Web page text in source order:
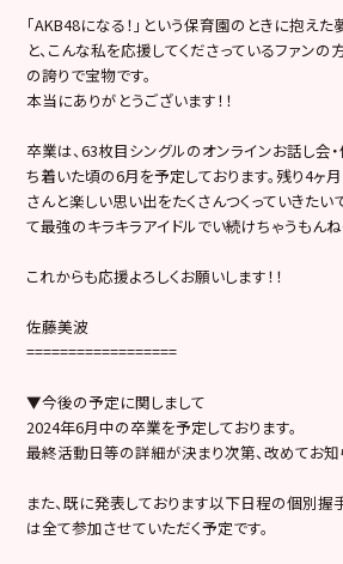
「AKB48になる！」という保育園のときに抱え
と、こんな私を応援してくださっているファン
の誇りで宝物です。
本当にありがとうございます！！
卒業は、63枚目シングルのオンラインお話し会
ち着いた頃の6月を予定しております。残り4ヶ
さんと楽しい思い出をたくさんつくっていきたい
て最強のキラキラアイドルでい続けちゃうも
これからも応援よろしくお願いします！！
佐藤美波
==================
▼今後の予定に関しまして
2024年6月中の卒業を予定しております。
最終活動日等の詳細が決まり次第、改めてお知
また、既に発表しております以下日程の個別握
は全て参加させていただく予定です。